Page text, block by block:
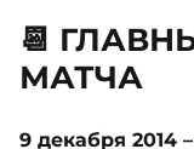
📆
МАТЧА
9 декабря 2014